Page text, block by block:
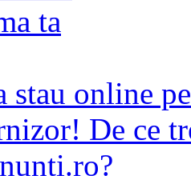
ta
stau online
De ce